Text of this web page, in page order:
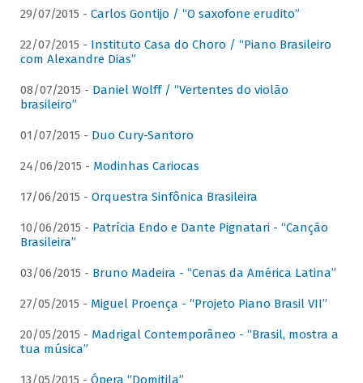
29/07/2015 - Carlos Gontijo / “O saxofone erudito”
22/07/2015 - Instituto Casa do Choro / “Piano Brasileiro
com Alexandre Dias”
08/07/2015 - Daniel Wolff / “Vertentes do violão
brasileiro”
01/07/2015 - Duo Cury-Santoro
24/06/2015 - Modinhas Cariocas
17/06/2015 - Orquestra Sinfônica Brasileira
10/06/2015 - Patrícia Endo e Dante Pignatari - “Canção
Brasileira”
03/06/2015 - Bruno Madeira - “Cenas da América Latina”
27/05/2015 - Miguel Proença - “Projeto Piano Brasil VII”
20/05/2015 - Madrigal Contemporâneo - “Brasil, mostra a
tua música”